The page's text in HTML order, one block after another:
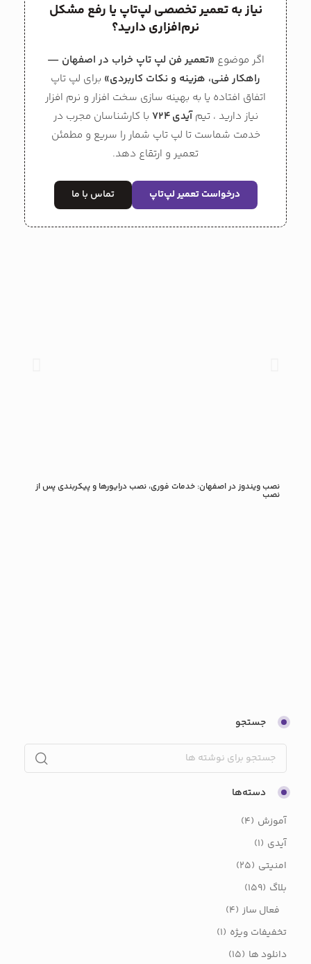
نیاز به تعمیر تخصصی لپ‌تاپ یا رفع مشکل
نرم‌افزاری دارید؟
اگر موضوع «تعمیر فن لپ‌ تاپ خراب در اصفهان —
راهکار فنی، هزینه و نکات کاربردی» برای لپ تاپ
اتفاق افتاده یا به بهینه‌ سازی سخت‌ افزار و نرم‌ افزار
نیاز دارید ، تیمآیدی 724
با کارشناسان مجرب در
خدمت شماست تا لپ تاپ شمار را سریع و مطمئن
تعمیر و ارتقاع دهد.
درخواست تعمیر لپ‌تاپ تماس با ما
نصب ویندوز در اصفهان: خدمات فوری، نصب درایورها و پیکربندی پس از
نصب
جستجو
دسته‌ها
آموزش (4)
آیدی (1)
امنیتی (25)
بلاگ (159)
فعال ساز (4)
تخفیفات ویژه (1)
دانلود ها (15)